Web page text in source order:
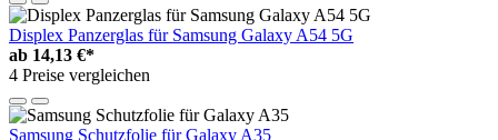
Displex Panzerglas für Samsung Galaxy A54 5G
ab 14,13 €*
4 Preise vergleichen
Samsung Schutzfolie für Galaxy A35